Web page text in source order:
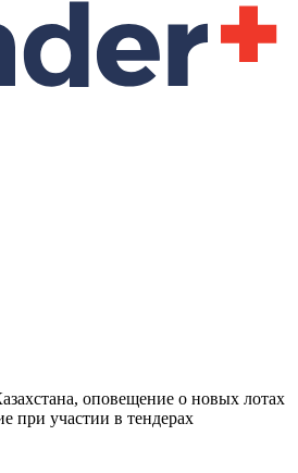
оповещение о новых лотах
при участии в тендерах